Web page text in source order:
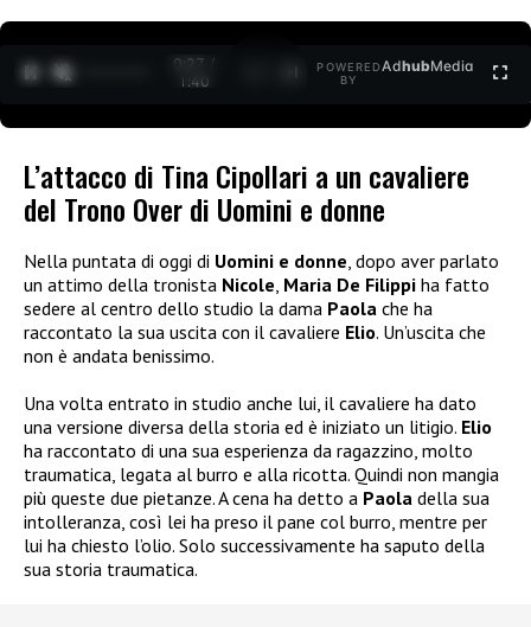
0:28 /
1:40
POWERED
BY
AdhubMedia
L’attacco di Tina Cipollari a un cavaliere
del Trono Over di Uomini e donne
Nella puntata di oggi di Uomini e donne, dopo aver parlato
un attimo della tronista Nicole, Maria De Filippi ha fatto
sedere al centro dello studio la dama Paola che ha
raccontato la sua uscita con il cavaliere Elio. Un’uscita che
non è andata benissimo.
Una volta entrato in studio anche lui, il cavaliere ha dato
una versione diversa della storia ed è iniziato un litigio. Elio
ha raccontato di una sua esperienza da ragazzino, molto
traumatica, legata al burro e alla ricotta. Quindi non mangia
più queste due pietanze. A cena ha detto a Paola della sua
intolleranza, così lei ha preso il pane col burro, mentre per
lui ha chiesto l’olio. Solo successivamente ha saputo della
sua storia traumatica.